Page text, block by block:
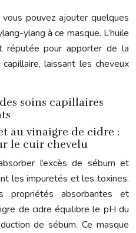
pouvez ajouter quelques
ylang à ce masque. L’huile
réputée pour apporter de la
laissant les cheveux
soins capillaires
au vinaigre de cidre :
le cuir chevelu
l’excès de sébum et
les impuretés et les toxines.
propriétés absorbantes et
de cidre équilibre le pH du
de sébum. Ce masque